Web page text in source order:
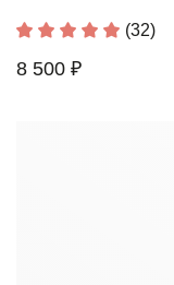
(32)
8 500 ₽